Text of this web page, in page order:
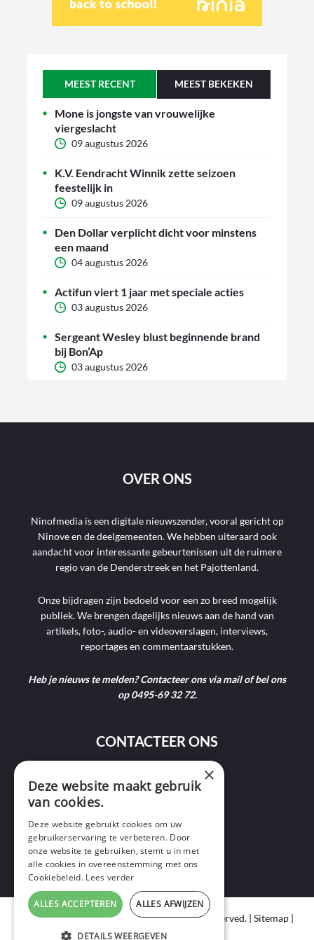
MEEST RECENT MEEST BEKEKEN
Mone is jongste van vrouwelijke
viergeslacht
09 augustus 2026
K.V. Eendracht Winnik zette seizoen
feestelijk in
09 augustus 2026
Den Dollar verplicht dicht voor minstens
een maand
04 augustus 2026
Actifun viert 1 jaar met speciale acties
03 augustus 2026
Sergeant Wesley blust beginnende brand
bij Bon’Ap
03 augustus 2026
OVER ONS
Ninofmedia is een digitale nieuwszender, vooral gericht op
Ninove en de deelgemeenten. We hebben uiteraard ook
aandacht voor interessante gebeurtenissen uit de ruimere
regio van de Denderstreek en het Pajottenland.
Onze bijdragen zijn bedoeld voor een zo breed mogelijk
publiek. We brengen dagelijks nieuws aan de hand van
artikels, foto-, audio- en videoverslagen, interviews,
reportages en commentaarstukken.
Heb je nieuws te melden? Contacteer ons via mail of bel ons
op 0495-69 32 72.
CONTACTEER ONS
9400 Ninove
+32 495 69 32 72
Copyright © 2020 Ninof Media. All Rights Reserved. | Sitemap|
Cookie Policy|Privacy Policy
×
Deze website maakt gebruik
van cookies.
Deze website gebruikt cookies om uw
gebruikerservaring te verbeteren. Door
onze website te gebruiken, stemt u in met
alle cookies in overeenstemming met ons
Cookiebeleid. Lees verder
ALLES ACCEPTEREN ALLES AFWIJZEN
DETAILS WEERGEVEN